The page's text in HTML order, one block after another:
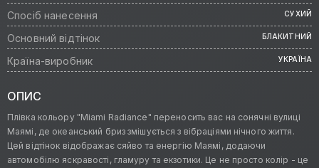
Спосіб нанесення СУХИЙ
Основний відтінок БЛАКИТНИЙ
Країна-виробник УКРАЇНА
ОПИС
Плівка кольору "Miami Radiance" переносить вас на сонячні вулиці
Маямі, де океанський бриз змішується з вібраціями нічного життя.
Цей відтінок відображає сяйво та енергію Маямі, додаючи
автомобілю яскравості, гламуру та екзотики. Це не просто колір - це